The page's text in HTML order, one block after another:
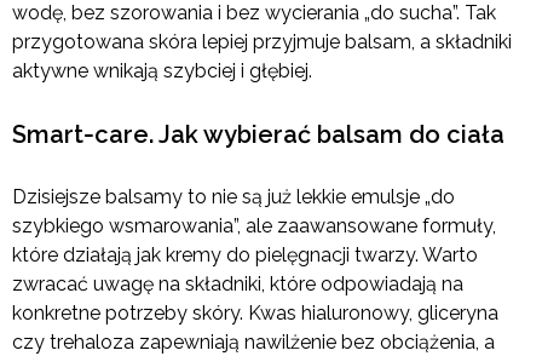
wodę, bez szorowania i bez wycierania „do sucha”. Tak
przygotowana skóra lepiej przyjmuje balsam, a składniki
aktywne wnikają szybciej i głębiej.
Smart‑care. Jak wybierać balsam do ciała
Dzisiejsze balsamy to nie są już lekkie emulsje „do
szybkiego wsmarowania”, ale zaawansowane formuły,
które działają jak kremy do pielęgnacji twarzy. Warto
zwracać uwagę na składniki, które odpowiadają na
konkretne potrzeby skóry. Kwas hialuronowy, gliceryna
czy trehaloza zapewniają nawilżenie bez obciążenia, a